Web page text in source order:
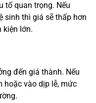
tố quan trọng. Nếu
sinh thì giá sẽ thấp hơn
kiện lớn.
đến giá thành. Nếu
hoặc vào dịp lễ, mức